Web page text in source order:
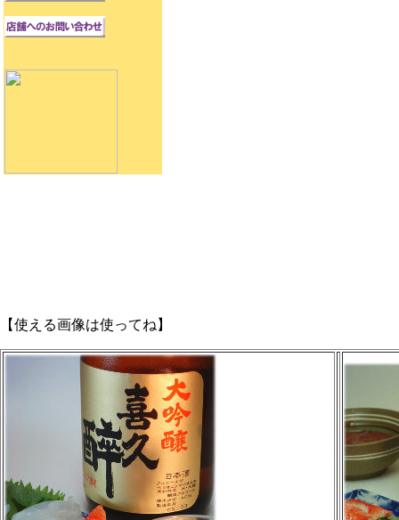
【使える画像は使ってね】